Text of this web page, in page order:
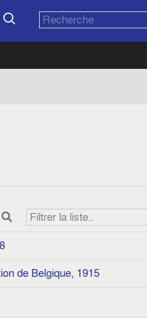
de Belgique, 1915